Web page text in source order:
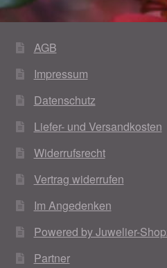
Magisches und Festliches zu
Mein Konto
Ostergeschenke finden für
Ostergeschenke finden für
AGB
Impressum
Datenschutz
Liefer- und Versandkosten
Widerrufsrecht
Vertrag widerrufen
Im Angedenken
Powered by Juwelier-
Partner